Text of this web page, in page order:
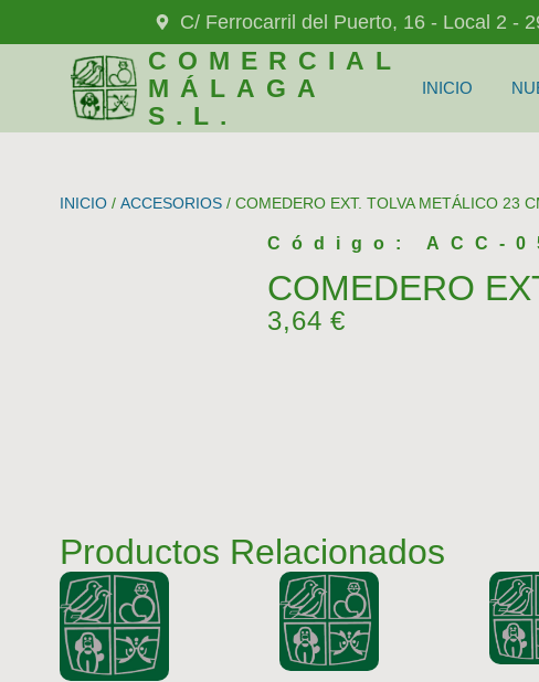
C/ Ferrocarril del Puerto, 16 - Local 2 -
COMERCIAL
MÁLAGA
S.L.
INICIO
INICIO/ ACCESORIOS/ COMEDERO EXT. TOLVA METÁLICO 23
Código: ACC-
COMEDERO
3,64€
Productos Relacionados